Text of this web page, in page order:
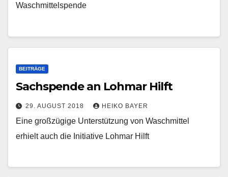
Waschmittelspende
BEITRÄGE
Sachspende an Lohmar Hilft
29. AUGUST 2018 HEIKO BAYER
Eine großzügige Unterstützung von Waschmittel
erhielt auch die Initiative Lohmar Hilft